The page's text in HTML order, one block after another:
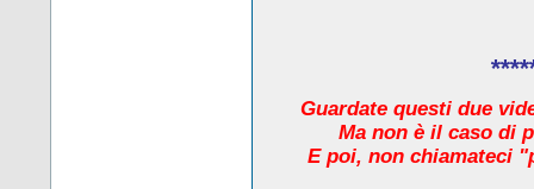
Guardate questi due
Ma non è il caso di
E poi, non chiamateci